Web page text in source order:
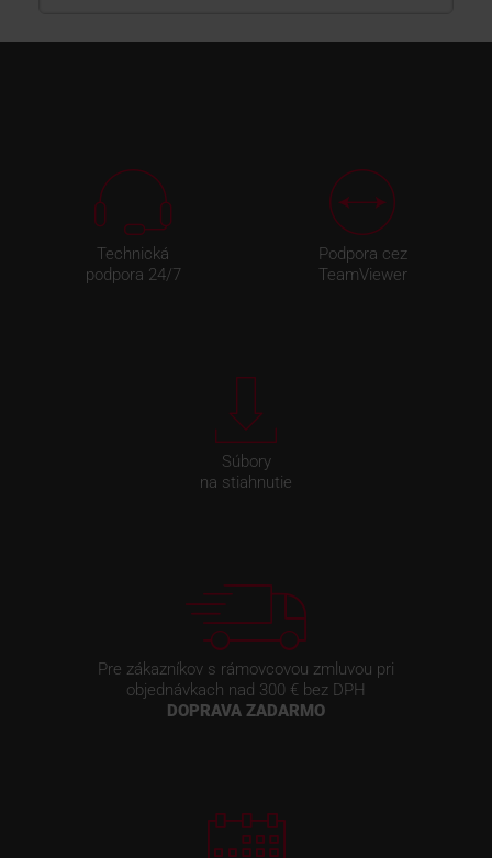
Technická
podpora 24/7
Podpora cez
TeamViewer
Súbory
na stiahnutie
Pre zákazníkov s rámovcovou zmluvou pri
objednávkach nad 300 € bez DPH
DOPRAVA ZADARMO